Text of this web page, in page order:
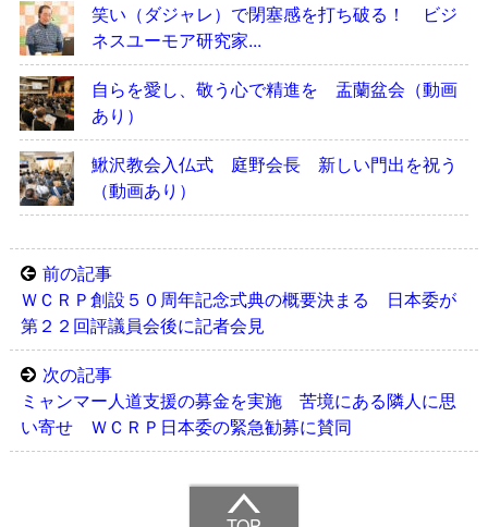
笑い（ダジャレ）で閉塞感を打ち破る！ ビジ
ネスユーモア研究家...
自らを愛し、敬う心で精進を 盂蘭盆会（動画
あり）
鰍沢教会入仏式 庭野会長 新しい門出を祝う
（動画あり）
前の記事
ＷＣＲＰ創設５０周年記念式典の概要決まる 日本委が
第２２回評議員会後に記者会見
次の記事
ミャンマー人道支援の募金を実施 苦境にある隣人に思
い寄せ ＷＣＲＰ日本委の緊急勧募に賛同